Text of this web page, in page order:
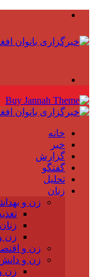
خانه
خبر
گزارش
گفتگو
تحلیل
زنان
زن و
زن
زن و
زن و
زن